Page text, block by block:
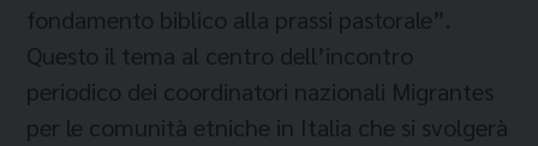
fondamento biblico alla prassi pastorale”.
Questo il tema al centro dell’incontro
periodico dei coordinatori nazionali Migrantes
per le comunità etniche in Italia che si svolgerà